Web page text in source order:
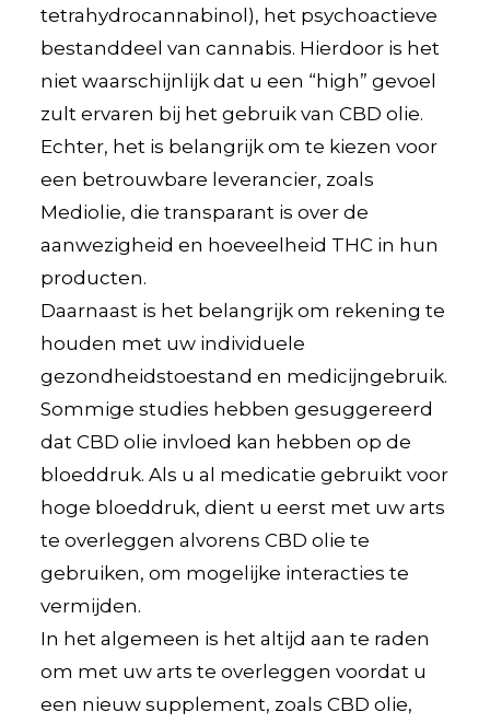
tetrahydrocannabinol), het psychoactieve
bestanddeel van cannabis. Hierdoor is het
niet waarschijnlijk dat u een “high” gevoel
zult ervaren bij het gebruik van CBD olie.
Echter, het is belangrijk om te kiezen voor
een betrouwbare leverancier, zoals
Mediolie, die transparant is over de
aanwezigheid en hoeveelheid THC in hun
producten.
Daarnaast is het belangrijk om rekening te
houden met uw individuele
gezondheidstoestand en medicijngebruik.
Sommige studies hebben gesuggereerd
dat CBD olie invloed kan hebben op de
bloeddruk. Als u al medicatie gebruikt voor
hoge bloeddruk, dient u eerst met uw arts
te overleggen alvorens CBD olie te
gebruiken, om mogelijke interacties te
vermijden.
In het algemeen is het altijd aan te raden
om met uw arts te overleggen voordat u
een nieuw supplement, zoals CBD olie,